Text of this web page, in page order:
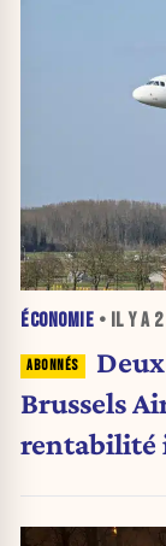
ÉCONOMIE • IL Y A
Brussels
rentabilité